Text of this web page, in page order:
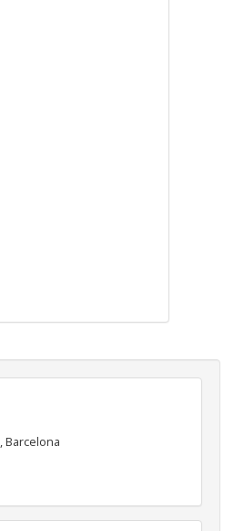
,Barcelona